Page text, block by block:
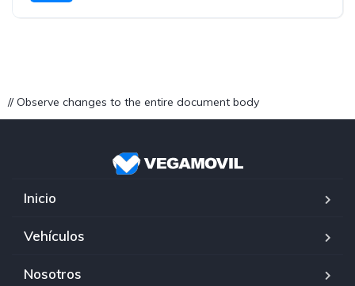
// Observe changes to the entire document body
Inicio
Vehículos
Nosotros